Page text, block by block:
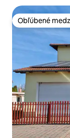
Obľúbené
Obľúbené